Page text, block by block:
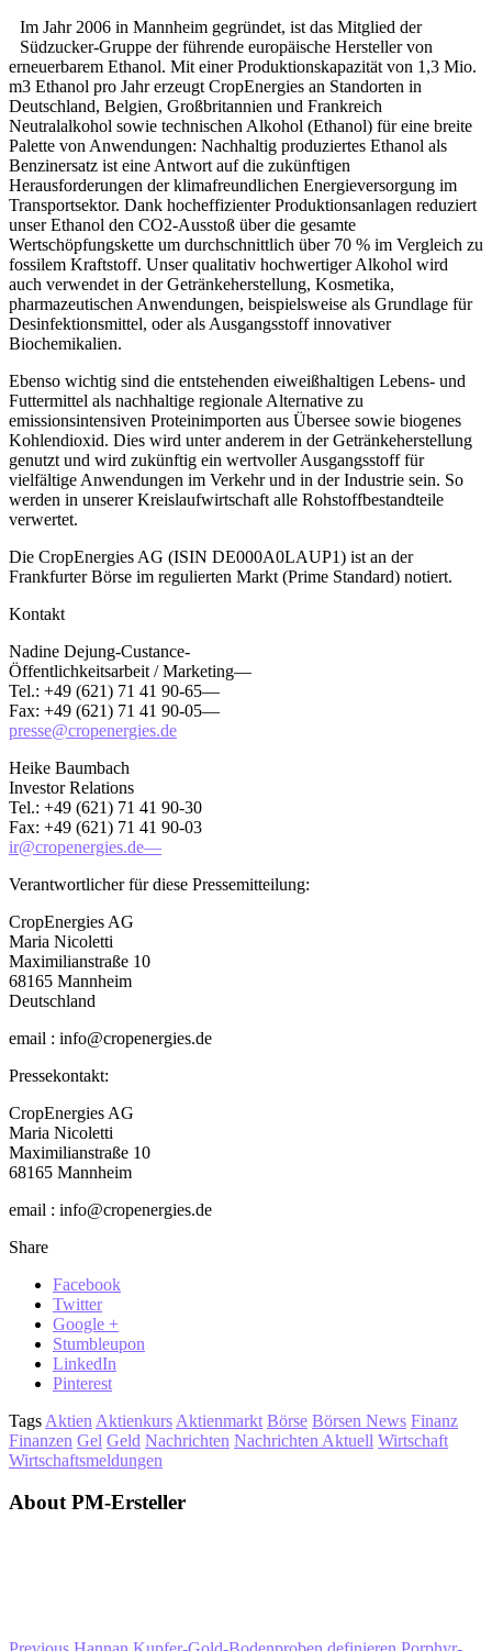
Im Jahr 2006 in Mannheim gegründet, ist das Mitglied der
Südzucker-Gruppe der führende europäische Hersteller von
erneuerbarem Ethanol. Mit einer Produktionskapazität von 1,3 Mio.
m3 Ethanol pro Jahr erzeugt CropEnergies an Standorten in
Deutschland, Belgien, Großbritannien und Frankreich
Neutralalkohol sowie technischen Alkohol (Ethanol) für eine breite
Palette von Anwendungen: Nachhaltig produziertes Ethanol als
Benzinersatz ist eine Antwort auf die zukünftigen
Herausforderungen der klimafreundlichen Energieversorgung im
Transportsektor. Dank hocheffizienter Produktionsanlagen reduziert
unser Ethanol den CO2-Ausstoß über die gesamte
Wertschöpfungskette um durchschnittlich über 70 % im Vergleich zu
fossilem Kraftstoff. Unser qualitativ hochwertiger Alkohol wird
auch verwendet in der Getränkeherstellung, Kosmetika,
pharmazeutischen Anwendungen, beispielsweise als Grundlage für
Desinfektionsmittel, oder als Ausgangsstoff innovativer
Biochemikalien.
Ebenso wichtig sind die entstehenden eiweißhaltigen Lebens- und
Futtermittel als nachhaltige regionale Alternative zu
emissionsintensiven Proteinimporten aus Übersee sowie biogenes
Kohlendioxid. Dies wird unter anderem in der Getränkeherstellung
genutzt und wird zukünftig ein wertvoller Ausgangsstoff für
vielfältige Anwendungen im Verkehr und in der Industrie sein. So
werden in unserer Kreislaufwirtschaft alle Rohstoffbestandteile
verwertet.
Die CropEnergies AG (ISIN DE000A0LAUP1) ist an der
Frankfurter Börse im regulierten Markt (Prime Standard) notiert.
Kontakt
Nadine Dejung-Custance-
Öffentlichkeitsarbeit / Marketing—
Tel.: +49 (621) 71 41 90-65—
Fax: +49 (621) 71 41 90-05—
presse@cropenergies.de
Heike Baumbach
Investor Relations
Tel.: +49 (621) 71 41 90-30
Fax: +49 (621) 71 41 90-03
ir@cropenergies.de—
Verantwortlicher für diese Pressemitteilung:
CropEnergies AG
Maria Nicoletti
Maximilianstraße 10
68165 Mannheim
Deutschland
email : info@cropenergies.de
Pressekontakt:
CropEnergies AG
Maria Nicoletti
Maximilianstraße 10
68165 Mannheim
email : info@cropenergies.de
Share
Facebook
Twitter
Google +
Stumbleupon
LinkedIn
Pinterest
Tags Aktien Aktienkurs Aktienmarkt Börse Börsen News Finanz
Finanzen Gel Geld Nachrichten Nachrichten Aktuell Wirtschaft
Wirtschaftsmeldungen
About PM-Ersteller